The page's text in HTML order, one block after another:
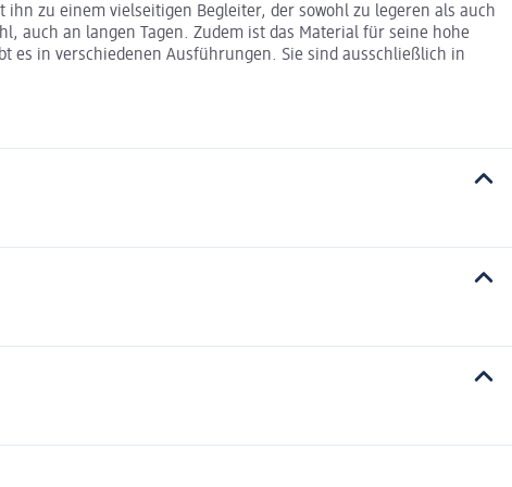
ihn zu einem vielseitigen Begleiter, der sowohl zu legeren als auch
auch an langen Tagen. Zudem ist das Material für seine hohe
es in verschiedenen Ausführungen. Sie sind ausschließlich in